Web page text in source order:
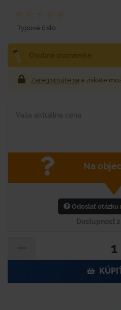
Typové číslo
Zaregistrujte sa a získate
Vaša aktuálna cena
Na
Odoslať otázku
Dostupnosť